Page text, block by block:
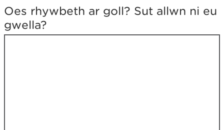
y
r
o
e
Oes rhywbeth ar goll? Sut allwn ni eu
gwella?